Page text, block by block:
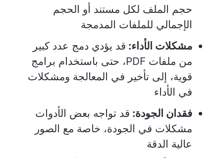
حجم الملف لكل مستند أو الحجم
الإجمالي للملفات المدمجة
مشكلات الأداء: قد يؤدي دمج عدد كبير
من ملفات PDF، حتى باستخدام برامج
قوية، إلى تأخير في المعالجة ومشكلات
في الأداء
فقدان الجودة: قد تواجه بعض الأدوات
مشكلات في الجودة، خاصة مع الصور
عالية الدقة